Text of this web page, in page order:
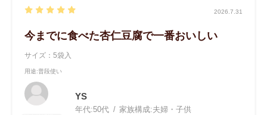
2026.7.31
今までに食べた杏仁豆腐で一番おいしい
サイズ：5袋入
用途:普段使い
YS
年代:50代 家族構成:夫婦・子供